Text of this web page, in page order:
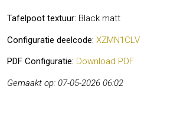
Tafelpoot textuur: Black matt
Configuratie deelcode: XZMN1CLV
PDF Configuratie: Download PDF
Gemaakt op: 07-05-2026 06:02